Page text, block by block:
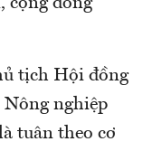
cộng đồng
tịch Hội đồng
nghiệp
tuân theo cơ